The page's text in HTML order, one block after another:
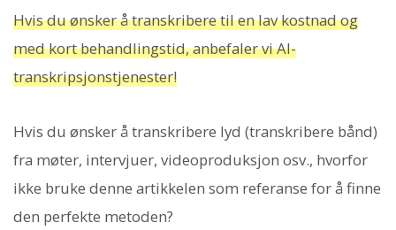
Hvis du ønsker å transkribere til en lav kostnad og
med kort behandlingstid, anbefaler vi AI-
transkripsjonstjenester!
Hvis du ønsker å transkribere lyd (transkribere bånd)
fra møter, intervjuer, videoproduksjon osv., hvorfor
ikke bruke denne artikkelen som referanse for å finne
den perfekte metoden?